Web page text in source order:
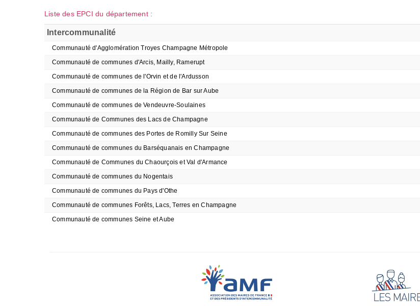
Liste des EPCI du département :
Intercommunalité
Communauté d'Agglomération Troyes Champagne Métropole
Communauté de communes d'Arcis, Mailly, Ramerupt
Communauté de communes de l'Orvin et de l'Ardusson
Communauté de communes de la Région de Bar sur Aube
Communauté de communes de Vendeuvre-Soulaines
Communauté de Communes des Lacs de Champagne
Communauté de communes des Portes de Romilly Sur Seine
Communauté de communes du Barséquanais en Champagne
Communauté de Communes du Chaourçois et Val d'Armance
Communauté de communes du Nogentais
Communauté de communes du Pays d'Othe
Communauté de communes Forêts, Lacs, Terres en Champagne
Communauté de communes Seine et Aube